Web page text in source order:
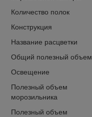
Количество полок
Конструкция
Название расцветки
Общий полезный объем
Освещение
Полезный объем
морозильника
Полезный объем